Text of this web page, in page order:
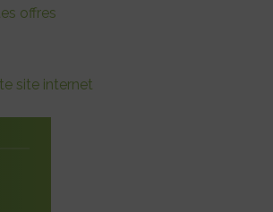
offres
site internet